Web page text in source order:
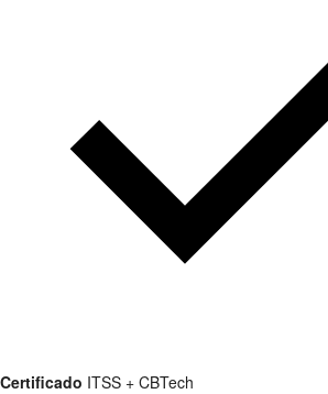
Certificado ITSS + CBTech